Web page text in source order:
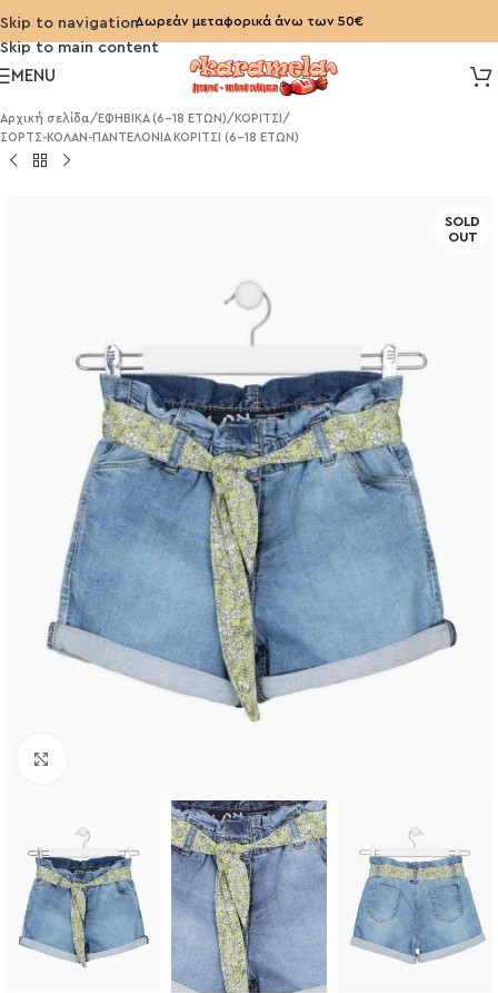
Skip to navigation
Skip to main content
Δωρεάν μεταφορικά άνω των 50€
MENU
Αρχική σελίδα/ ΕΦΗΒΙΚΑ (6-18 ΕΤΩΝ)/ ΚΟΡΙΤΣΙ /
ΣΟΡΤΣ-ΚΟΛΑΝ-ΠΑΝΤΕΛΟΝΙΑ ΚΟΡΙΤΣΙ (6-18 ΕΤΩΝ)
SOLD
OUT